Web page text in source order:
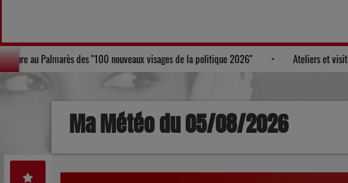
d'Agen, Laurent Bruneau, figure au Palmarès des "100 nouveaux visages de la politique 2026"
Ma Météo du 05/08/2026